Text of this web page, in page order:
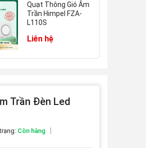
Quạt Thông Gió Âm
Trần Himpel FZA-
L110S
Liên hệ
FZD-L90SH
Liên hệ
Trần Đèn Led
Còn hàng